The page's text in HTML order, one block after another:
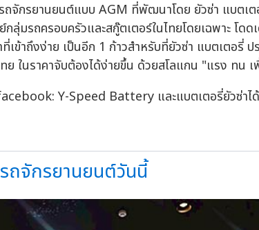
จักรยานยนต์แบบ AGM ที่พัฒนาโดย ยัวซ่า แบตเต
ลุ่มรถครอบครัวและสกู๊ตเตอร์ในไทยโดยเฉพาะ โดด
เข้าถึงง่าย เป็นอีก 1 ก้าวสำหรับที่ยัวซ่า แบตเตอรี่
ย ในราคาจับต้องได้ง่ายขึ้น ด้วยสโลแกน "แรง ทน
Y-Speed Battery และแบตเตอรี่ยัวซ่า
ถจักรยานยนต์วันนี้